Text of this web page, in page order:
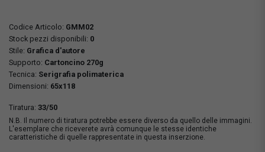
Codice Articolo: GMM02
Stock pezzi disponibili: 0
Stile: Grafica d'autore
Supporto: Cartoncino 270g
Tecnica: Serigrafia polimaterica
Dimensioni: 65x118
Tiratura: 33/50
N.B. Il numero di tiratura potrebbe essere diverso da quello delle immagini.
L'esemplare che riceverete avrà comunque le stesse identiche
caratteristiche di quelle rappresentate in questa inserzione.